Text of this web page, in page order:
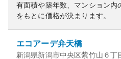
有面積や築年数、マンション内
をもとに価格が決まります。
エコアーデ弁天橋
新潟県新潟市中央区紫竹山６丁